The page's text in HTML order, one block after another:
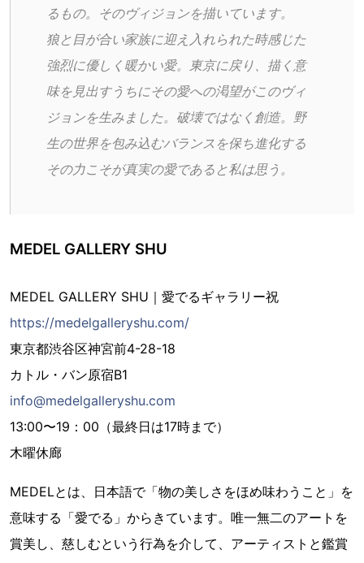
るもの。そのヴィジョンを描いています。
狼と目が合い家族に迎え入れられた時感じた
強烈に優しく暖かい愛。東京に戻り、描く意
味を見出すうちにその愛への渇望がこのヴィ
ジョンを生みました。破壊ではなく創造。野
生の世界を包み込むバランスを保ち進化する
その力こそが真実の愛であると私は思う。
MEDEL GALLERY SHU
MEDEL GALLERY SHU｜愛でるギャラリー祝
https://medelgalleryshu.com/
東京都渋谷区神宮前4-28-18
カトル・バン原宿B1
info@medelgalleryshu.com
13:00〜19：00（最終日は17時まで）
木曜休廊
MEDELとは、日本語で「物の美しさをほめ味わうこと」を
意味する「愛でる」からきています。唯一無二のアートを
賞美し、慈しむという行為を介して、アーティストと鑑賞